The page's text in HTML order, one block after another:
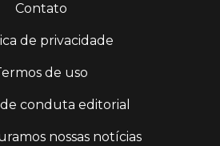
Contato
de privacidade
de uso
conduta editorial
nossas notícias